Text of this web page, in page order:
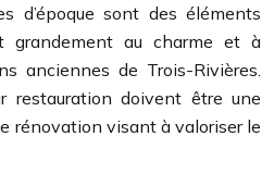
d’époque sont des éléments
grandement au charme et à
anciennes de Trois-Rivières.
restauration doivent être une
rénovation visant à valoriser le